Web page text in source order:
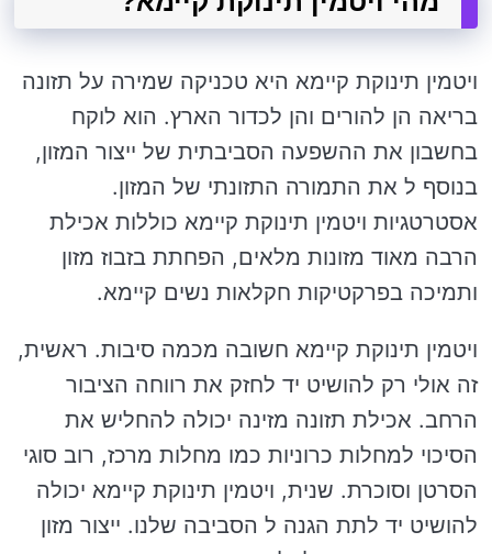
ויטמין תינוקת קיימא היא טכניקה שמירה על תזונה
בריאה הן להורים והן לכדור הארץ. הוא לוקח
בחשבון את ההשפעה הסביבתית של ייצור המזון,
בנוסף ל את התמורה התזונתי של המזון.
אסטרטגיות ויטמין תינוקת קיימא כוללות אכילת
הרבה מאוד מזונות מלאים, הפחתת בזבוז מזון
ותמיכה בפרקטיקות חקלאות נשים קיימא.
ויטמין תינוקת קיימא חשובה מכמה סיבות. ראשית,
זה אולי רק להושיט יד לחזק את רווחה הציבור
הרחב. אכילת תזונה מזינה יכולה להחליש את
הסיכוי למחלות כרוניות כמו מחלות מרכז, רוב סוגי
הסרטן וסוכרת. שנית, ויטמין תינוקת קיימא יכולה
להושיט יד לתת הגנה ל הסביבה שלנו. ייצור מזון